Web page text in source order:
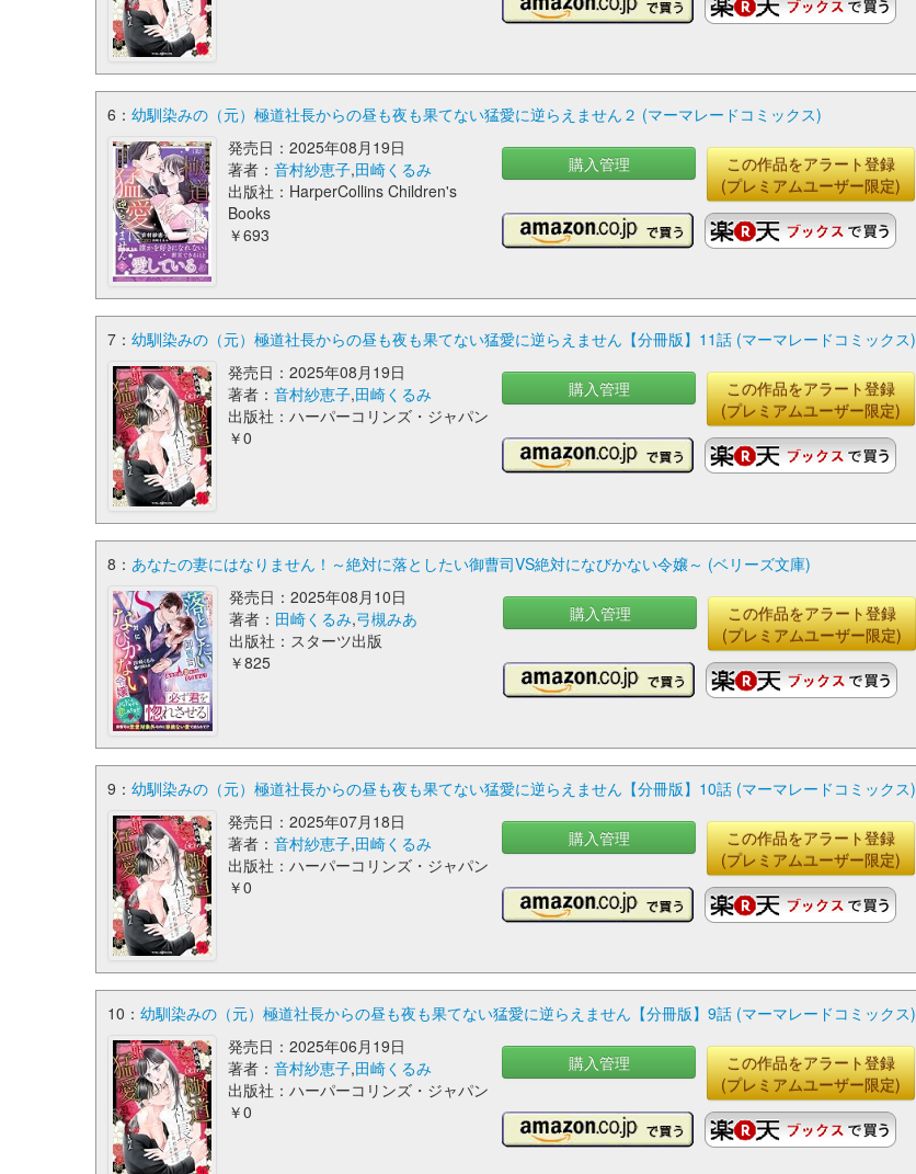
6： 幼馴染みの（元）極道社長からの昼も夜も果てない猛愛に逆らえません２ (マーマレードコミックス)
発売日：2025年08月19日
著者：音村紗恵子,田崎くるみ
出版社：HarperCollins Children's
Books
￥693
購入管理
この作品をアラート登録
(プレミアムユーザー限定)
7： 幼馴染みの（元）極道社長からの昼も夜も果てない猛愛に逆らえません【分冊版】11話 (マーマレードコミックス)
発売日：2025年08月19日
著者：音村紗恵子,田崎くるみ
出版社：ハーパーコリンズ・ジャパン
￥0
購入管理
この作品をアラート登録
(プレミアムユーザー限定)
8： あなたの妻にはなりません！～絶対に落としたい御曹司VS絶対になびかない令嬢～ (ベリーズ文庫)
発売日：2025年08月10日
著者： 田崎くるみ,弓槻みあ
出版社：スターツ出版
￥825
購入管理
この作品をアラート登録
(プレミアムユーザー限定)
9： 幼馴染みの（元）極道社長からの昼も夜も果てない猛愛に逆らえません【分冊版】10話 (マーマレードコミックス)
発売日：2025年07月18日
著者：音村紗恵子,田崎くるみ
出版社：ハーパーコリンズ・ジャパン
￥0
購入管理
この作品をアラート登録
(プレミアムユーザー限定)
10： 幼馴染みの（元）極道社長からの昼も夜も果てない猛愛に逆らえません【分冊版】9話 (マーマレードコミックス)
発売日：2025年06月19日
著者：音村紗恵子,田崎くるみ
出版社：ハーパーコリンズ・ジャパン
￥0
購入管理
この作品をアラート登録
(プレミアムユーザー限定)